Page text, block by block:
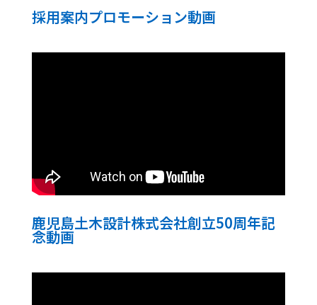
採用案内プロモーション動画
鹿児島土木設計株式会社創立50周年記
念動画